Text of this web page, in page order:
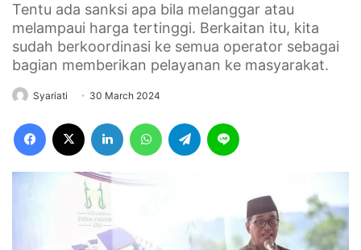
Tentu ada sanksi apa bila melanggar atau
melampaui harga tertinggi. Berkaitan itu, kita
sudah berkoordinasi ke semua operator sebagai
bagian memberikan pelayanan ke masyarakat.
Syariati 30 March 2024
Facebook LinkedIn WhatsAppTelegram